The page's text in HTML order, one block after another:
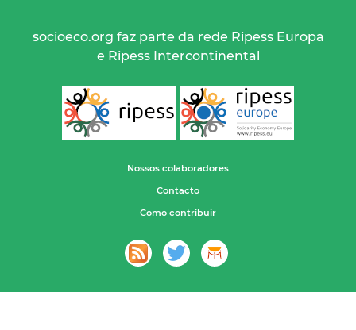
socioeco.org faz parte da rede Ripess Europa
e Ripess Intercontinental
Nossos colaboradores
Contacto
Como contribuir